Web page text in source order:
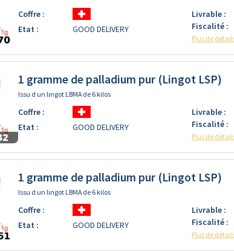
Coffre :
Etat :
GOOD DELIVERY
Livrable :
Fiscalité :
Plus de
1 gramme de palladium pur (Lingot LSP)
Issu d un lingot LBMA de 6 kilos
Coffre :
Etat :
GOOD DELIVERY
Livrable :
Fiscalité :
Plus de
1 gramme de palladium pur (Lingot LSP)
Issu d un lingot LBMA de 6 kilos
Coffre :
Etat :
GOOD DELIVERY
Livrable :
Fiscalité :
Plus de